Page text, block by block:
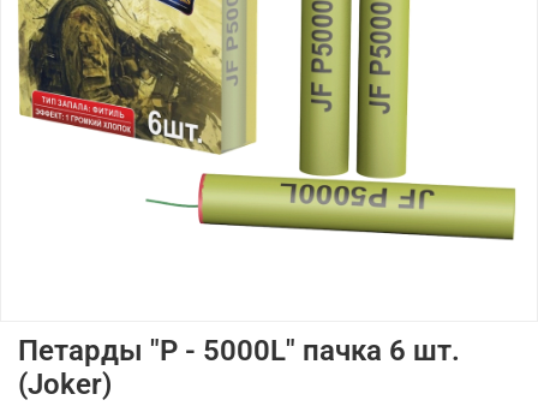
Петарды "Р - 5000L" пачка 6 шт.
(Joker)